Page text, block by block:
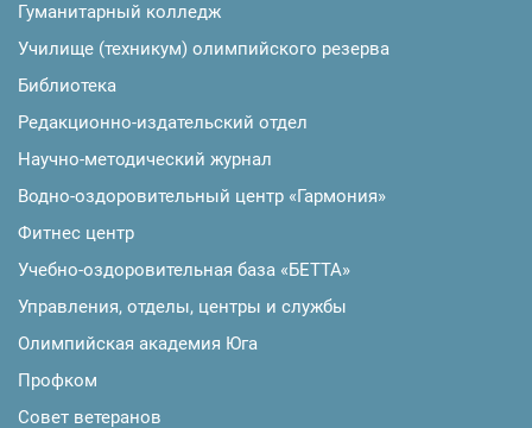
Гуманитарный колледж
Училище (техникум) олимпийского резерва
Библиотека
Редакционно-издательский отдел
Научно-методический журнал
Водно-оздоровительный центр «Гармония»
Фитнес центр
Учебно-оздоровительная база «БЕТТА»
Управления, отделы, центры и службы
Олимпийская академия Юга
Профком
Совет ветеранов